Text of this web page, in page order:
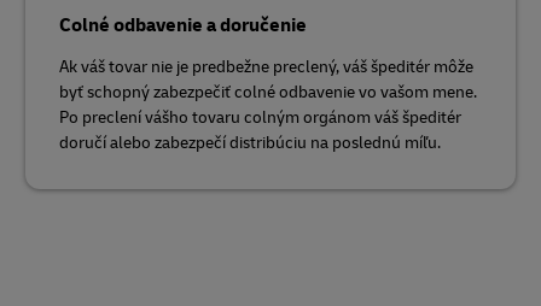
Colné odbavenie a doručenie
Ak váš tovar nie je predbežne preclený, váš špeditér môže
byť schopný zabezpečiť colné odbavenie vo vašom mene.
Po preclení vášho tovaru colným orgánom váš špeditér
doručí alebo zabezpečí distribúciu na poslednú míľu.